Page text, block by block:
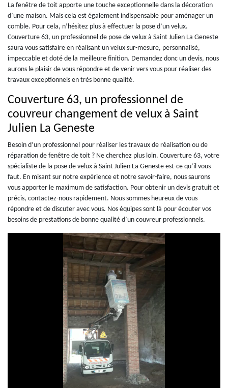
La fenêtre de toit apporte une touche exceptionnelle dans la décoration
d’une maison. Mais cela est également indispensable pour aménager un
comble. Pour cela, n’hésitez plus à effectuer la pose d’un velux.
Couverture 63, un professionnel de pose de velux à Saint Julien La Geneste
saura vous satisfaire en réalisant un velux sur-mesure, personnalisé,
impeccable et doté de la meilleure finition. Demandez donc un devis, nous
aurons le plaisir de vous répondre et de venir vers vous pour réaliser des
travaux exceptionnels en très bonne qualité.
Couverture 63, un professionnel de
couvreur changement de velux à Saint
Julien La Geneste
Besoin d’un professionnel pour réaliser les travaux de réalisation ou de
réparation de fenêtre de toit ? Ne cherchez plus loin. Couverture 63, votre
spécialiste de la pose de velux à Saint Julien La Geneste est-ce qu’il vous
faut. En misant sur notre expérience et notre savoir-faire, nous saurons
vous apporter le maximum de satisfaction. Pour obtenir un devis gratuit et
précis, contactez-nous rapidement. Nous sommes heureux de vous
répondre et de discuter avec vous. Nos équipes sont là pour écouter vos
besoins de prestations de bonne qualité d’un couvreur professionnels.